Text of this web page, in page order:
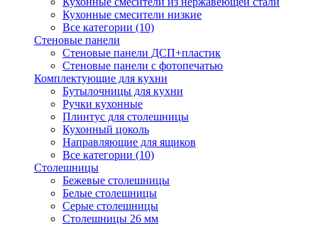
Кухонные смесители низкие
Все категории (10)
Стеновые панели
Стеновые панели ДСП+пластик
Стеновые панели с фотопечатью
Комплектующие для кухни
Бутылочницы для кухни
Ручки кухонные
Плинтус для столешницы
Кухонный цоколь
Направляющие для ящиков
Все категории (10)
Столешницы
Бежевые столешницы
Белые столешницы
Серые столешницы
Столешницы 26 мм